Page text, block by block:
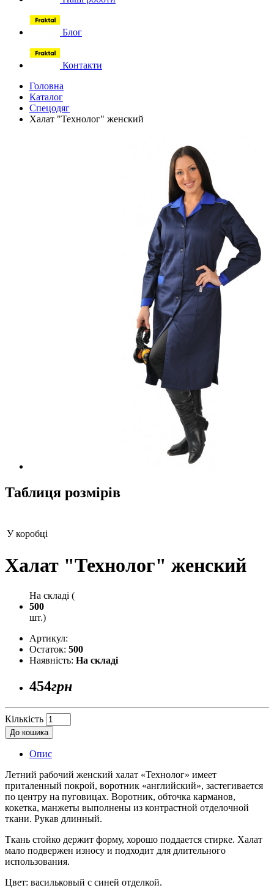
Блог
Контакти
Головна
Каталог
Спецодяг
Халат "Технолог" женский
Таблиця розмірів
У коробці
Халат "Технолог" женский
На складі (
500
шт.)
Артикул:
Остаток: 500
Наявність: На складі
454грн
Кількість
До кошика
Опис
Летний рабочий женский халат «Технолог» имеет
приталенный покрой, воротник «английский», застегивается
по центру на пуговицах. Воротник, обточка карманов,
кокетка, манжеты выполнены из контрастной отделочной
ткани. Рукав длинный.
Ткань стойко держит форму, хорошо поддается стирке. Халат
мало подвержен износу и подходит для длительного
использования.
Цвет: васильковый с синей отделкой.